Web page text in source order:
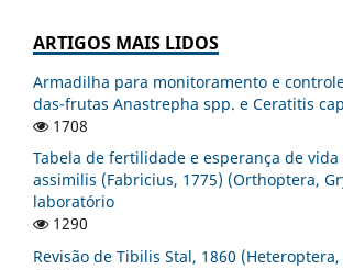
ARTIGOS MAIS LIDOS
Armadilha para monitoramento e
das-frutas Anastrepha spp. e Ceratitis
1708
Tabela de fertilidade e esperança de vida
assimilis (Fabricius, 1775) (Orthoptera,
laboratório
1290
Revisão de Tibilis Stal, 1860